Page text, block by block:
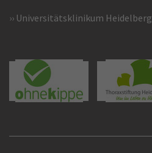
Universitätsklinikum Heidelberg